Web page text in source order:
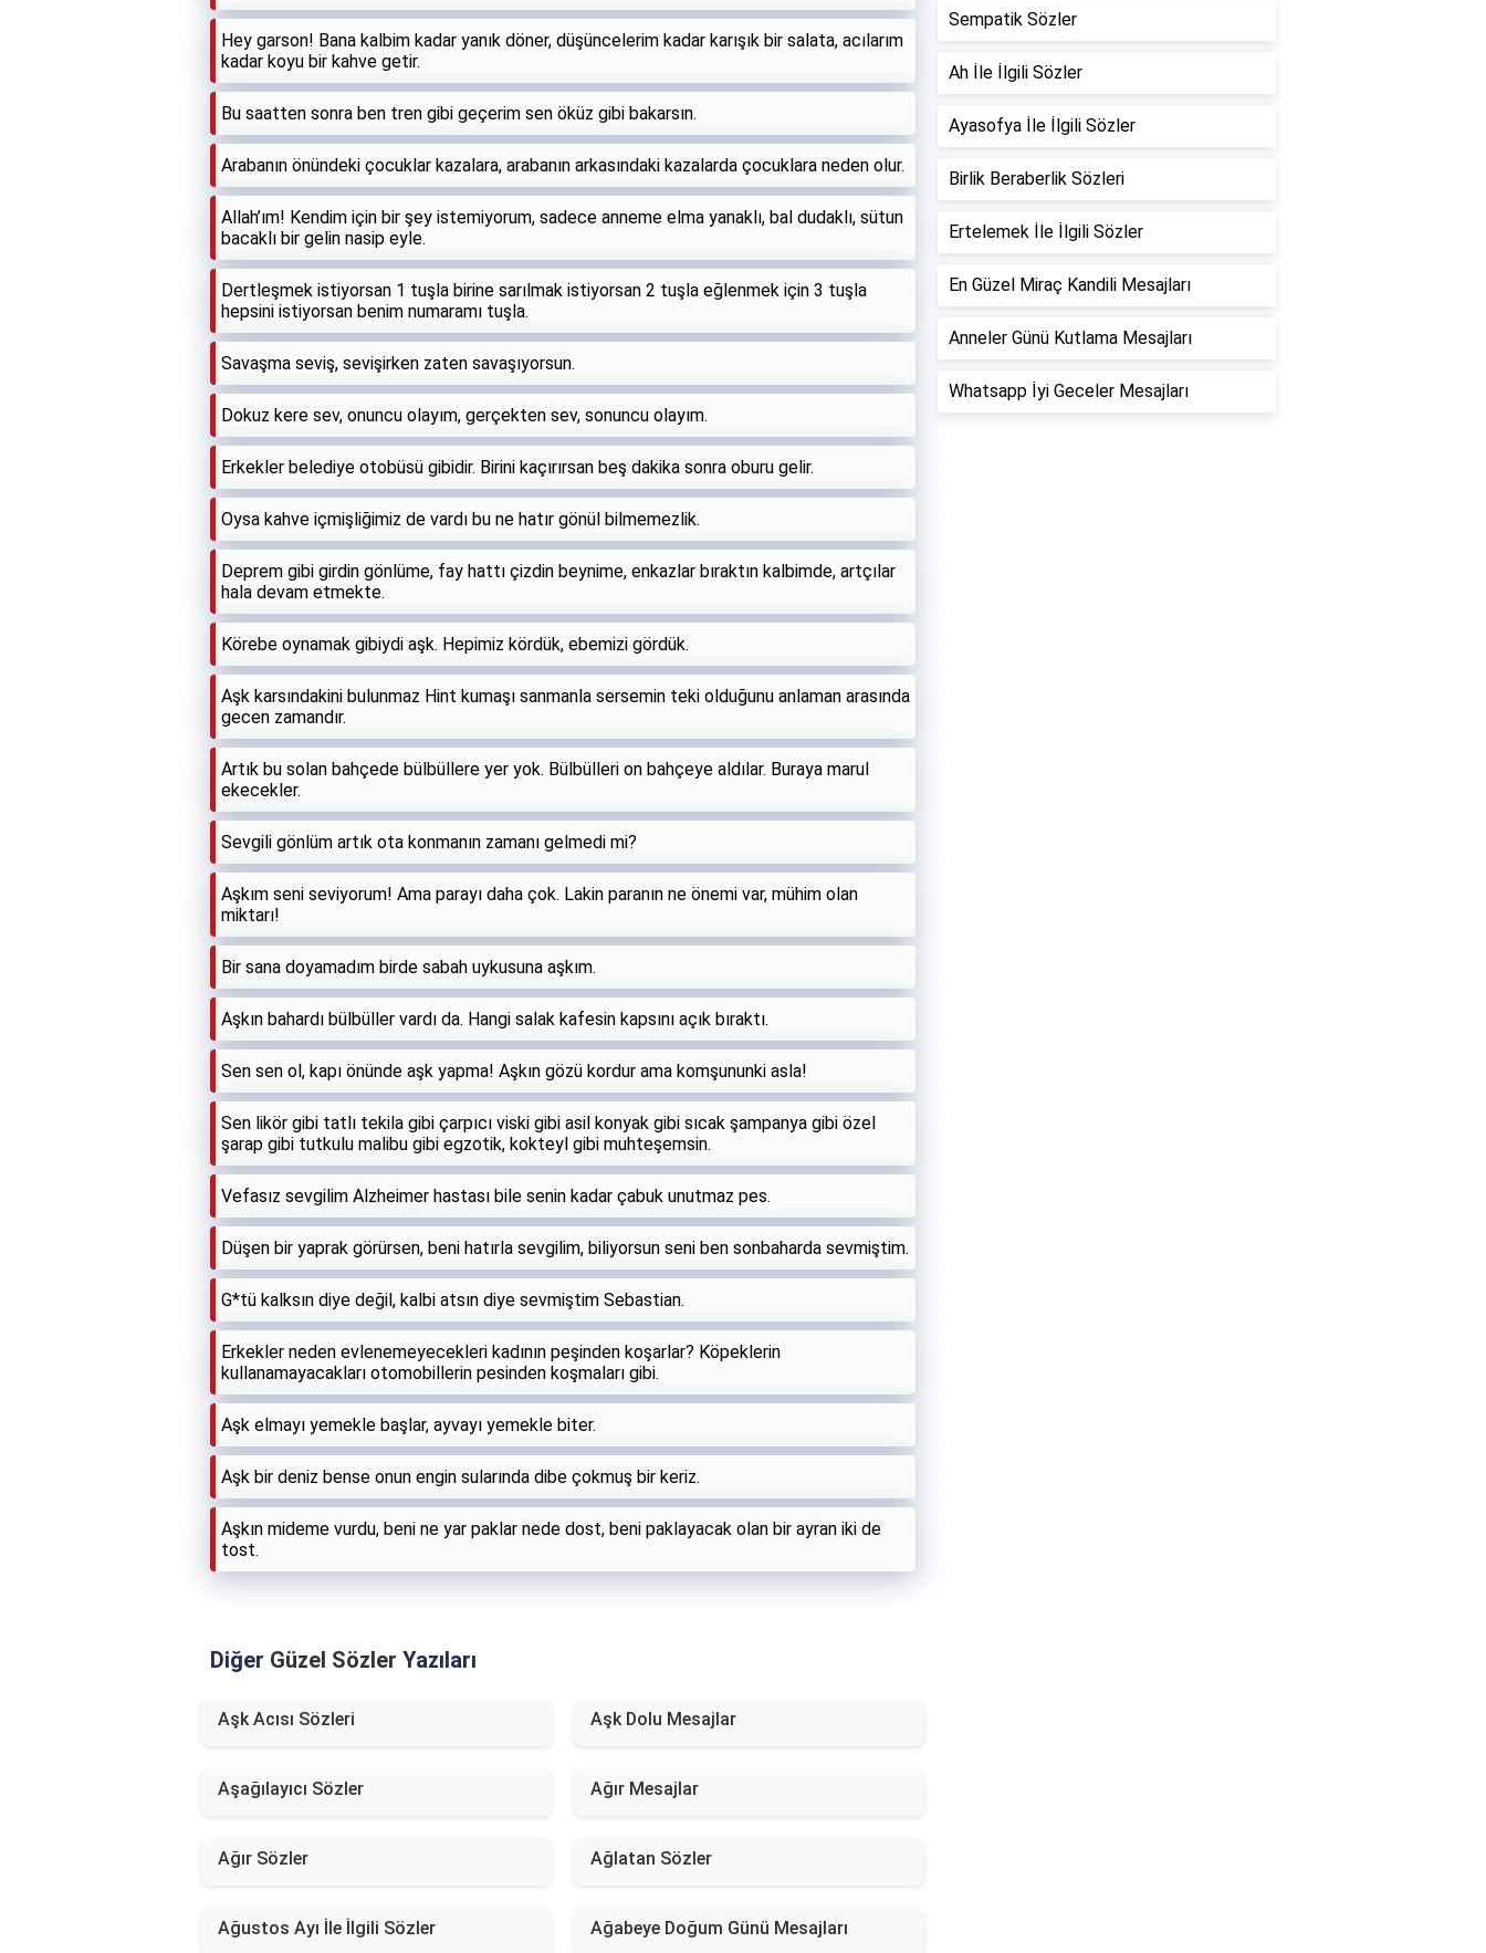
Hey garson! Bana kalbim kadar yanık döner, düşüncelerim kadar karışık bir salata, acılarım
kadar koyu bir kahve getir.
Bu saatten sonra ben tren gibi geçerim sen öküz gibi bakarsın.
Arabanın önündeki çocuklar kazalara, arabanın arkasındaki kazalarda çocuklara neden olur.
Allah’ım! Kendim için bir şey istemiyorum, sadece anneme elma yanaklı, bal dudaklı, sütun
bacaklı bir gelin nasip eyle.
Dertleşmek istiyorsan 1 tuşla birine sarılmak istiyorsan 2 tuşla eğlenmek için 3 tuşla
hepsini istiyorsan benim numaramı tuşla.
Savaşma seviş, sevişirken zaten savaşıyorsun.
Dokuz kere sev, onuncu olayım, gerçekten sev, sonuncu olayım.
Erkekler belediye otobüsü gibidir. Birini kaçırırsan beş dakika sonra oburu gelir.
Oysa kahve içmişliğimiz de vardı bu ne hatır gönül bilmemezlik.
Deprem gibi girdin gönlüme, fay hattı çizdin beynime, enkazlar bıraktın kalbimde, artçılar
hala devam etmekte.
Körebe oynamak gibiydi aşk. Hepimiz kördük, ebemizi gördük.
Aşk karsındakini bulunmaz Hint kumaşı sanmanla sersemin teki olduğunu anlaman arasında
gecen zamandır.
Artık bu solan bahçede bülbüllere yer yok. Bülbülleri on bahçeye aldılar. Buraya marul
ekecekler.
Sevgili gönlüm artık ota konmanın zamanı gelmedi mi?
Aşkım seni seviyorum! Ama parayı daha çok. Lakin paranın ne önemi var, mühim olan
miktarı!
Bir sana doyamadım birde sabah uykusuna aşkım.
Aşkın bahardı bülbüller vardı da. Hangi salak kafesin kapsını açık bıraktı.
Sen sen ol, kapı önünde aşk yapma! Aşkın gözü kordur ama komşununki asla!
Sen likör gibi tatlı tekila gibi çarpıcı viski gibi asil konyak gibi sıcak şampanya gibi özel
şarap gibi tutkulu malibu gibi egzotik, kokteyl gibi muhteşemsin.
Vefasız sevgilim Alzheimer hastası bile senin kadar çabuk unutmaz pes.
Düşen bir yaprak görürsen, beni hatırla sevgilim, biliyorsun seni ben sonbaharda sevmiştim.
G*tü kalksın diye değil, kalbi atsın diye sevmiştim Sebastian.
Erkekler neden evlenemeyecekleri kadının peşinden koşarlar? Köpeklerin
kullanamayacakları otomobillerin pesinden koşmaları gibi.
Aşk elmayı yemekle başlar, ayvayı yemekle biter.
Aşk bir deniz bense onun engin sularında dibe çokmuş bir keriz.
Aşkın mideme vurdu, beni ne yar paklar nede dost, beni paklayacak olan bir ayran iki de
tost.
Diğer Güzel Sözler Yazıları
Aşk Acısı Sözleri Aşk Dolu Mesajlar
Aşağılayıcı Sözler Ağır Mesajlar
Ağır Sözler Ağlatan Sözler
Ağustos Ayı İle İlgili Sözler Ağabeye Doğum Günü Mesajları
Sempatik Sözler
Ah İle İlgili Sözler
Ayasofya İle İlgili Sözler
Birlik Beraberlik Sözleri
Ertelemek İle İlgili Sözler
En Güzel Miraç Kandili Mesajları
Anneler Günü Kutlama Mesajları
Whatsapp İyi Geceler Mesajları